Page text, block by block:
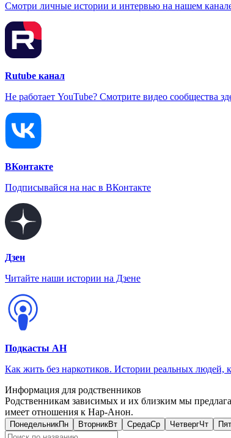
Смотри личные истории и интервью на нашем
Rutube канал
Не работает YouTube? Смотрите видео сообщества
ВКонтакте
Подписывайся на нас в ВКонтакте
Дзен
Читайте наши истории на Дзене
Подкасты АН
Как жить без наркотиков. Истории реальных людей,
Информация для родственников
Родственникам зависимых и их близким мы
имеет отношения к Нар-Анон.
ПонедельникПн ВторникВт СредаСр ЧетвергЧт